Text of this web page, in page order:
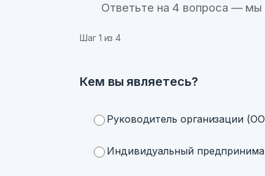
Ответьте на 4 вопроса — мы
Шаг 1 из 4
Кем вы являетесь?
Руководитель организации
Индивидуальный